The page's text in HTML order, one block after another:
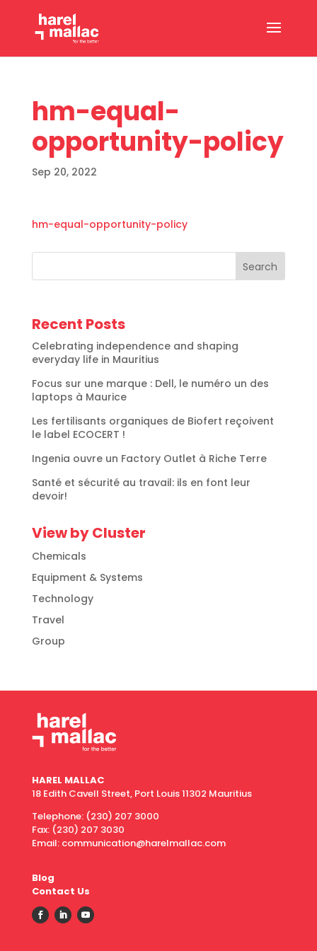
hm-equal-
opportunity-policy
Sep 20, 2022
hm-equal-opportunity-policy
Search
Recent Posts
Celebrating independence and shaping
everyday life in Mauritius
Focus sur une marque : Dell, le numéro un des
laptops à Maurice
Les fertilisants organiques de Biofert reçoivent
le label ECOCERT !
Ingenia ouvre un Factory Outlet à Riche Terre
Santé et sécurité au travail: ils en font leur
devoir!
View by Cluster
Chemicals
Equipment & Systems
Technology
Travel
Group
HAREL MALLAC
18 Edith Cavell Street, Port Louis 11302 Mauritius
Telephone: (230) 207 3000
Fax: (230) 207 3030
Email: communication@harelmallac.com
Blog
Contact Us